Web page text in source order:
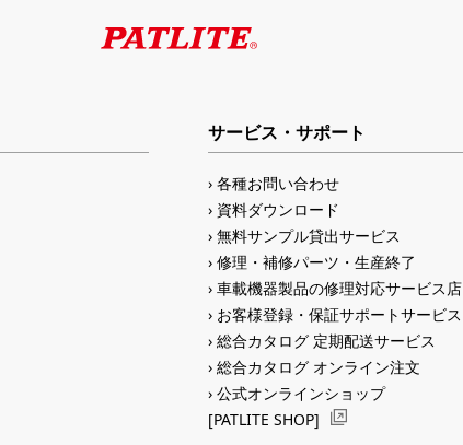
サービス・サポート
各種お問い合わせ
資料ダウンロード
無料サンプル貸出サービス
修理・補修パーツ・生産終了
車載機器製品の修理対応サービス店
お客様登録・保証サポートサービス
総合カタログ 定期配送サービス
総合カタログ オンライン注文
公式オンラインショップ
[PATLITE SHOP]